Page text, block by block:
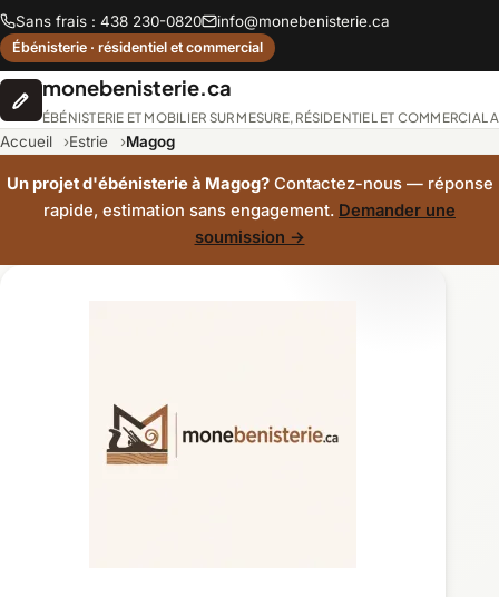
Sans frais : 438 230-0820 info@monebenisterie.ca
Ébénisterie · résidentiel et commercial
monebenisterie.ca
ÉBÉNISTERIE ET MOBILIER SUR MESURE, RÉSIDENTIEL ET COMMERCIAL
Accueil Estrie Magog
Un projet d'ébénisterie à Magog?Contactez-nous — réponse
rapide, estimation sans engagement. Demander une
soumission →